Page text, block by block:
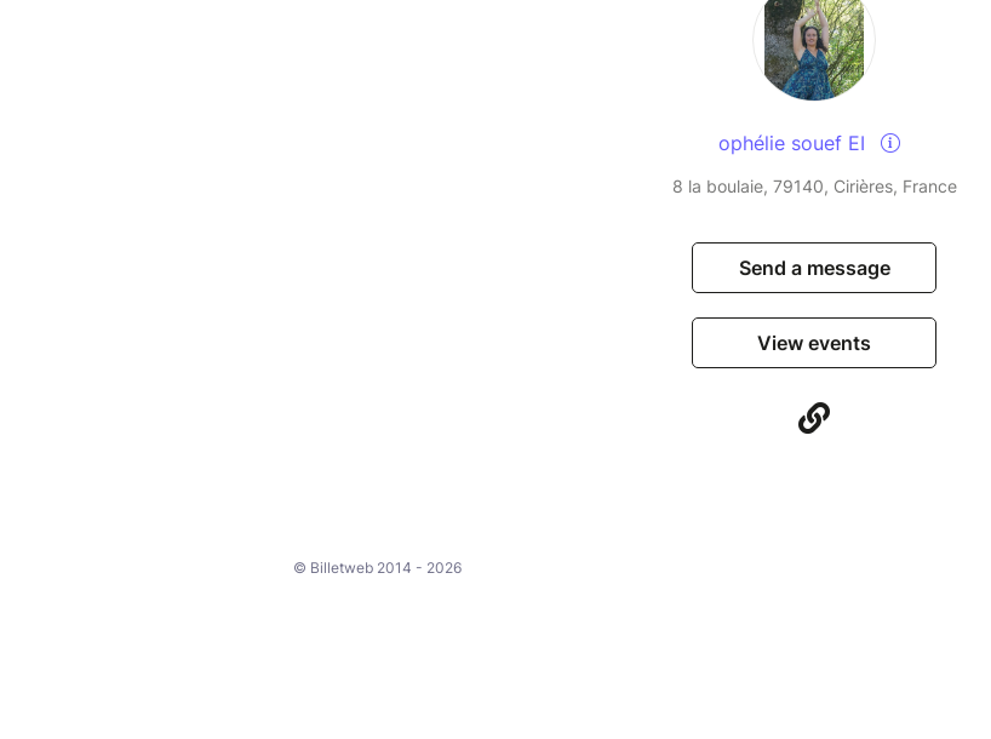
ophélie souef EI
8 la boulaie, 79140, Cirières, France
Send a message
View events
© Billetweb 2014 - 2026